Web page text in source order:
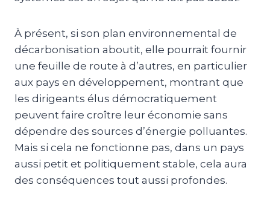
À présent, si son plan environnemental de
décarbonisation aboutit, elle pourrait fournir
une feuille de route à d’autres, en particulier
aux pays en développement, montrant que
les dirigeants élus démocratiquement
peuvent faire croître leur économie sans
dépendre des sources d’énergie polluantes.
Mais si cela ne fonctionne pas, dans un pays
aussi petit et politiquement stable, cela aura
des conséquences tout aussi profondes.